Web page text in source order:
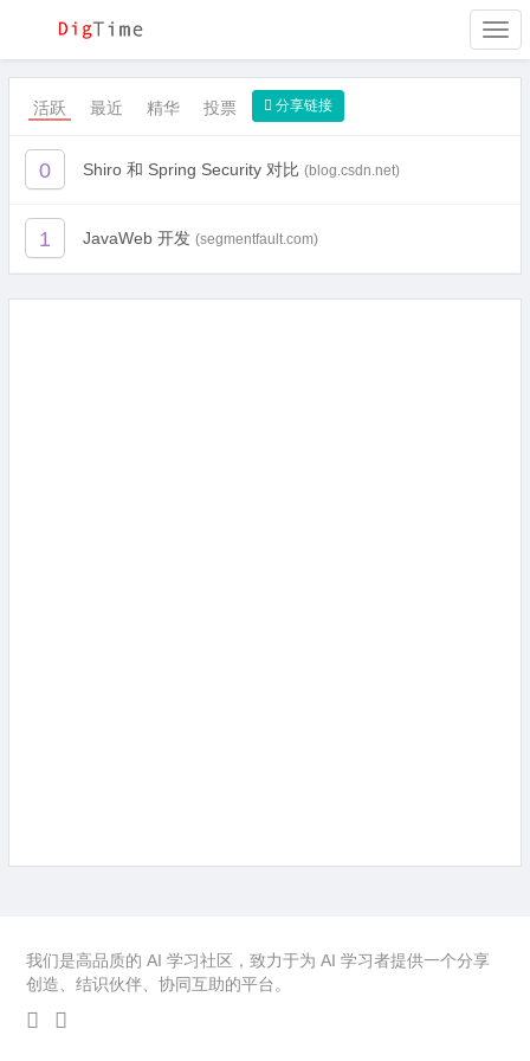
活跃 最近 精华 投票 分享链接
0 Shiro 和 Spring Security 对比 (blog.csdn.net)
1 JavaWeb 开发 (segmentfault.com)
我们是高品质的 AI 学习社区，致力于为 AI 学习者提供一个分享
创造、结识伙伴、协同互助的平台。